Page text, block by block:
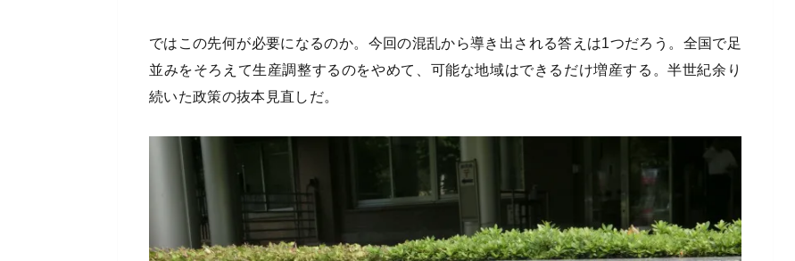
ではこの先何が必要になるのか。今回の混乱から導き出される答えは1つだろう。全国で足
並みをそろえて生産調整するのをやめて、可能な地域はできるだけ増産する。半世紀余り
続いた政策の抜本見直しだ。